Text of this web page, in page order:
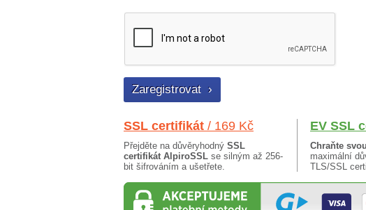
SSL certifikát / 169 Kč
Přejděte na důvěryhodný SSL
certifikát AlpiroSSL se silným až 256-
bit šifrováním a ušetřete.
EV SSL
Chraňte
maximální
TLS/SSL